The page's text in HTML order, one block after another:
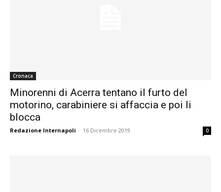
Cronaca
Minorenni di Acerra tentano il furto del
motorino, carabiniere si affaccia e poi li
blocca
Redazione Internapoli - 16 Dicembre 2019 0